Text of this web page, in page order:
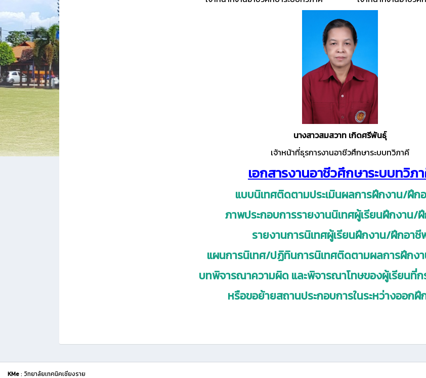
นางสาวสมสวาท เกิดศรีพันธ์ุ
เจ้าหน้าที่ธุรการงานอาชีวศึกษาระบบทวิภาคี
เอกสารงานอาชีวศึกษาระบบทวิภ
แบบนิเทศติดตามประเมินผลการฝึกงาน/ฝึก
ภาพประกอบการรายงานนิเทศผู้เรียนฝึกงาน/
รายงานการนิเทศผู้เรียนฝึกงาน/ฝึกอาชี
แผนการนิเทศ/ปฏิทินการนิเทศติดตามผลการฝึกง
บทพิจารณาความผิด และพิจารณาโทษของผู้เรียนที่ก
หรือขอย้ายสถานประกอบการในระหว่างออก
KMe: วิทยาลัยเทคนิคเชียงราย